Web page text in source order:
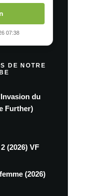
07:38
DE NOTRE
du
Further)
(2026) VF
(2026)